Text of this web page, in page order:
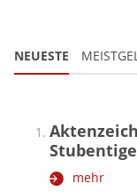
NEUESTE
mehr